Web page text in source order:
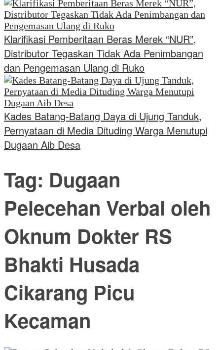
Klarifikasi Pemberitaan Beras Merek “NUR”,
Distributor Tegaskan Tidak Ada Penimbangan
dan Pengemasan Ulang di Ruko
Kades Batang-Batang Daya di Ujung Tanduk,
Pernyataan di Media Dituding Warga Menutupi
Dugaan Aib Desa
Tag: Dugaan
Pelecehan Verbal oleh
Oknum Dokter RS
Bhakti Husada
Cikarang Picu
Kecaman